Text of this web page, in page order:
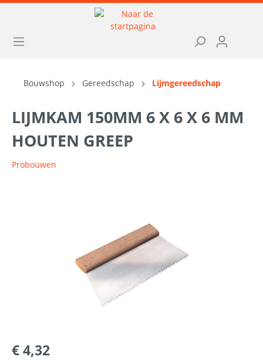
Bouwshop Gereedschap Lijmgereedschap
LIJMKAM 150MM 6 X 6 X 6 MM
HOUTEN GREEP
Probouwen
€ 4,32